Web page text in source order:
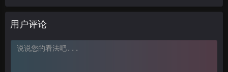
90
93
用户评论